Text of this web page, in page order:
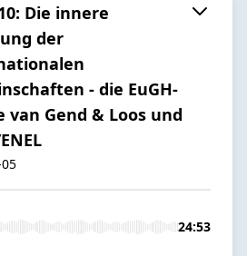
Die innere
der
- die EuGH-
van Gend & Loos und
24:53